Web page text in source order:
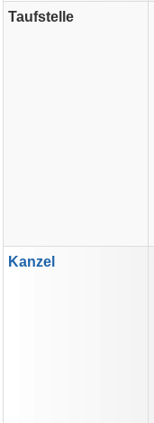
Taufstelle
Kanzel